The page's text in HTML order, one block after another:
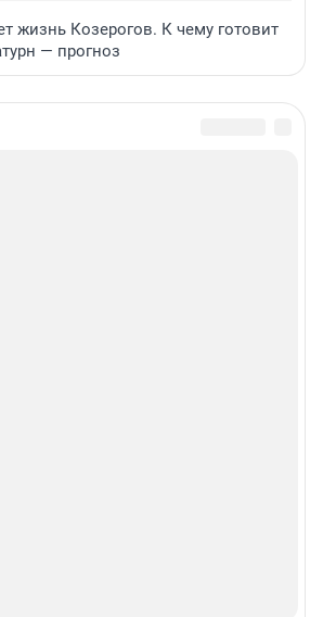
жизнь Козерогов. К чему готовит
— прогноз